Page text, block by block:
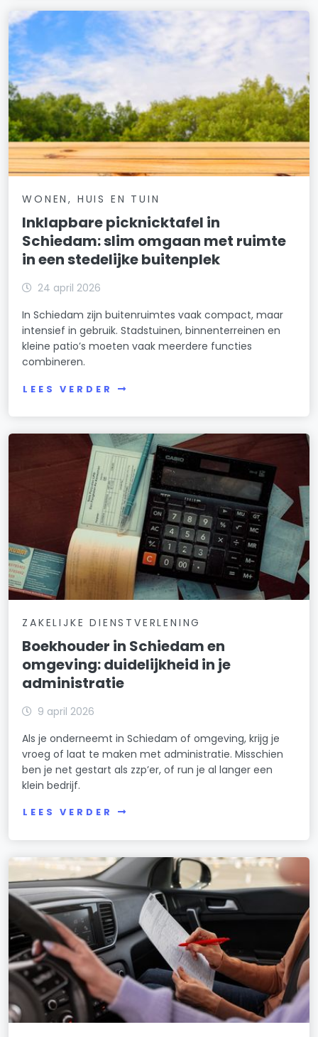
WONEN, HUIS EN TUIN
Inklapbare picknicktafel in
Schiedam: slim omgaan met ruimte
in een stedelijke buitenplek
24 april 2026
In Schiedam zijn buitenruimtes vaak compact, maar
intensief in gebruik. Stadstuinen, binnenterreinen en
kleine patio’s moeten vaak meerdere functies
combineren.
LEES VERDER
ZAKELIJKE DIENSTVERLENING
Boekhouder in Schiedam en
omgeving: duidelijkheid in je
administratie
9 april 2026
Als je onderneemt in Schiedam of omgeving, krijg je
vroeg of laat te maken met administratie. Misschien
ben je net gestart als zzp’er, of run je al langer een
klein bedrijf.
LEES VERDER